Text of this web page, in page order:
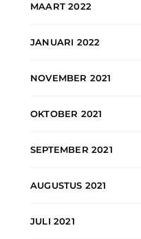
MAART 2022
JANUARI 2022
NOVEMBER 2021
OKTOBER 2021
SEPTEMBER 2021
AUGUSTUS 2021
JULI 2021